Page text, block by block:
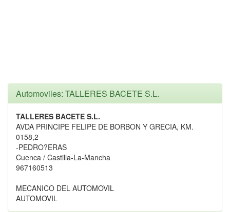
Automoviles: TALLERES BACETE S.L.
TALLERES BACETE S.L.
AVDA PRINCIPE FELIPE DE BORBON Y GRECIA, KM.
0158,2
-PEDRO?ERAS
Cuenca / Castilla-La-Mancha
967160513
MECANICO DEL AUTOMOVIL
AUTOMOVIL